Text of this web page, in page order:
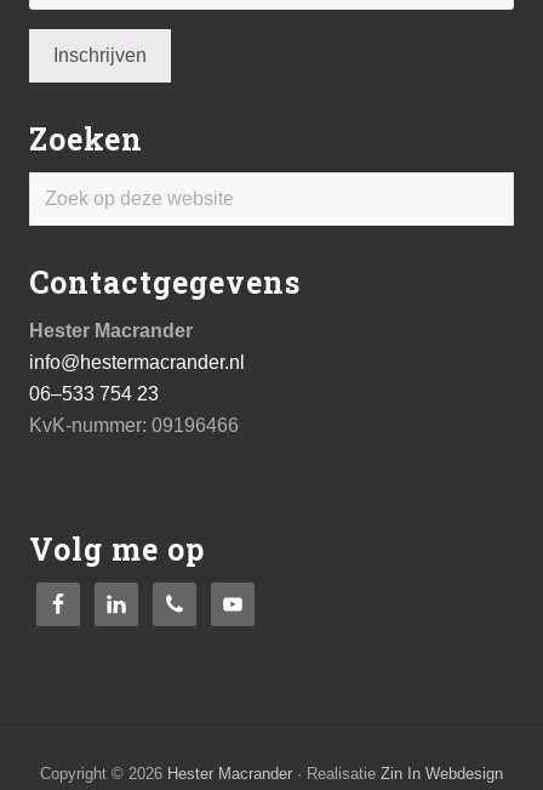
Zoeken
Zoek
website
Contactgegevens
Hester Macrander
info@hestermacrander.nl
06–533 754 23
KvK-nummer: 09196466
Volg me op
Copyright © 2026 Hester Macrander · Realisatie Zin In Webdesign